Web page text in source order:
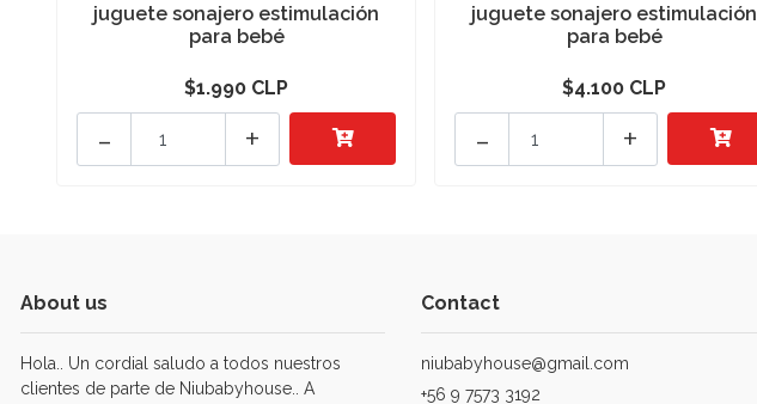
juguete sonajero estimulación
para bebé
$1.990 CLP
+
-
juguete sonajero estimulación
para bebé
$4.100 CLP
+
-
About us
Hola.. Un cordial saludo a todos nuestros
clientes de parte de Niubabyhouse.. A
Contact
niubabyhouse@gmail.com
+56 9 7573 3192